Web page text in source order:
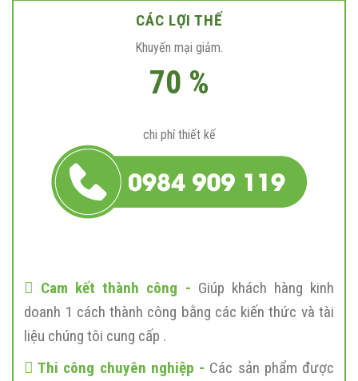
CÁC LỢI THẾ
Khuyến mại giảm.
70 %
chi phí thiết kế
Cam kết thành công - Giúp khách hàng kinh
doanh 1 cách thành công bằng các kiến thức và tài
liệu chúng tôi cung cấp .
Thi công chuyên nghiệp - Các sản phẩm được